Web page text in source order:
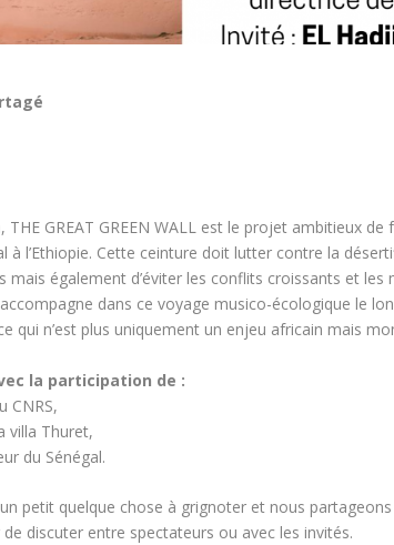
THE GREAT GREEN WALL est le projet ambitieux
à l’Ethiopie. Cette ceinture doit lutter contre la
également d’éviter les conflits croissants et les
dans ce voyage musico-écologique le
qui n’est plus uniquement un enjeu africain mais
la participation de :
CNRS,
villa Thuret,
du Sénégal.
petit quelque chose à grignoter et nous
discuter entre spectateurs ou avec les invités.